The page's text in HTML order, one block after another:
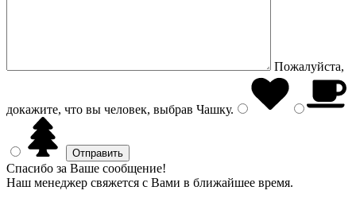
Пожалуйста,
докажите, что вы человек, выбрав Чашку.
Спасибо за Ваше сообщение!
Наш менеджер свяжется с Вами в ближайшее время.